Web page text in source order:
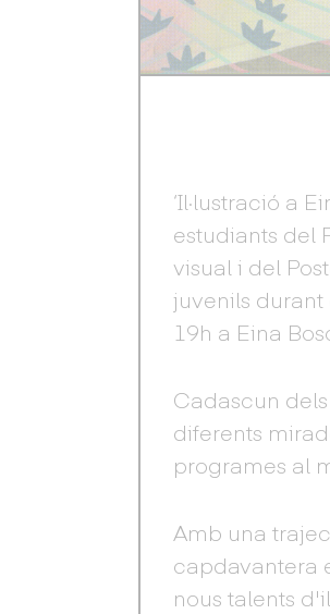
‘Il·lustració a
estudiants del
visual i del
juvenils durant
19h a Eina
Cadascun
diferents
programes al
Amb una
capdavantera
nous talents